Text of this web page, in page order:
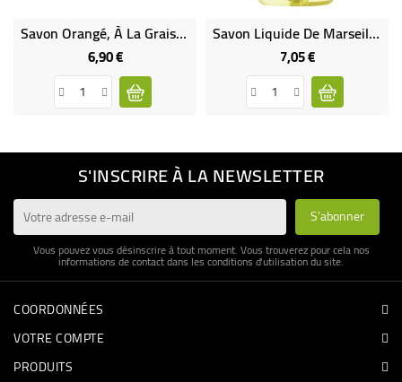
Savon Orangé, À La Graisse De Canard
6,90 €Prix
Savon Liquide De Marseille Olive Et Verveine Bio
7,05 €Prix
S'INSCRIRE À LA NEWSLETTER
Vous pouvez vous désinscrire à tout moment. Vous trouverez pour cela nos
informations de contact dans les conditions d'utilisation du site.
COORDONNÉES
VOTRE COMPTE
PRODUITS